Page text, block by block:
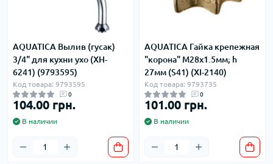
AQUATICA Вылив (гусак)
3/4" для кухни ухо (XH-
6241) (9793595)
Код товара: 9793595
0
104.00 грн.
В наличии
AQUATICA Гайка крепежная
"корона" M28x1.5мм; h
27мм (S41) (XI-2140)
Код товара: 9793735
0
101.00 грн.
В наличии